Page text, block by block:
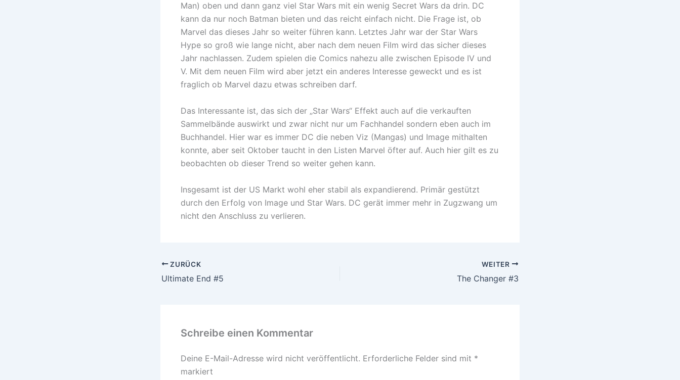
Man) oben und dann ganz viel Star Wars mit ein wenig Secret Wars da drin. DC
kann da nur noch Batman bieten und das reicht einfach nicht. Die Frage ist, ob
Marvel das dieses Jahr so weiter führen kann. Letztes Jahr war der Star Wars
Hype so groß wie lange nicht, aber nach dem neuen Film wird das sicher dieses
Jahr nachlassen. Zudem spielen die Comics nahezu alle zwischen Episode IV und
V. Mit dem neuen Film wird aber jetzt ein anderes Interesse geweckt und es ist
fraglich ob Marvel dazu etwas schreiben darf.
Das Interessante ist, das sich der „Star Wars“ Effekt auch auf die verkauften
Sammelbände auswirkt und zwar nicht nur um Fachhandel sondern eben auch im
Buchhandel. Hier war es immer DC die neben Viz (Mangas) und Image mithalten
konnte, aber seit Oktober taucht in den Listen Marvel öfter auf. Auch hier gilt es zu
beobachten ob dieser Trend so weiter gehen kann.
Insgesamt ist der US Markt wohl eher stabil als expandierend. Primär gestützt
durch den Erfolg von Image und Star Wars. DC gerät immer mehr in Zugzwang um
nicht den Anschluss zu verlieren.
ZURÜCK
Ultimate End #5
WEITER
The Changer #3
Schreibe einen Kommentar
Deine E-Mail-Adresse wird nicht veröffentlicht. Erforderliche Felder sind mit *
markiert